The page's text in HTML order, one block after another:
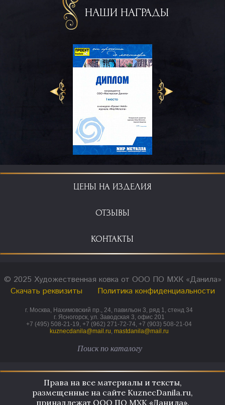
НАШИ НАГРАДЫ
ЦЕНЫ НА ИЗДЕЛИЯ
ОТЗЫВЫ
КОНТАКТЫ
© 2025 Художественная ковка от ООО ПО МХК «Данила»
Скачать реквизиты
Политика конфиденциальности
г. Москва, Нахимовский пр., 24, павильон 3, ряд 1, стенд 34
г. Ясногорск, ул. Заводская 3, офис 201
+7 (495) 508-21-19, +7 (962) 271-72-74, +7 (903) 508-21-04
kuznecdanila@mail.ru, mastdanila@mail.ru
Права на все материалы и тексты,
размещенные на сайте KuznecDanila.ru,
принадлежат ООО ПО МХК «Данила».